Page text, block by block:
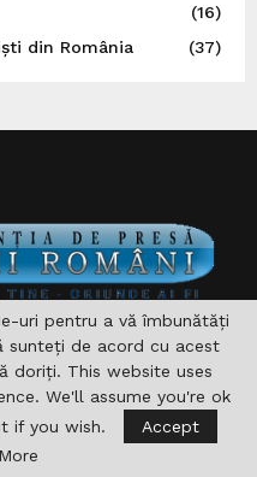
(16)
din România
(37)
NOI
si consolidarea
timp îndeplinirea şi
domeniile formare,
uri pentru a vă îmbunătăți
sunteți de acord cu acest
doriți. This website uses
We'll assume you're ok
if you wish.
Accept